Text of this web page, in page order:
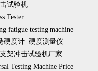
试验机
Tester
fatigue testing machine
硬度计 硬度测量仪
架冲击试验机厂家
Testing Machine Price